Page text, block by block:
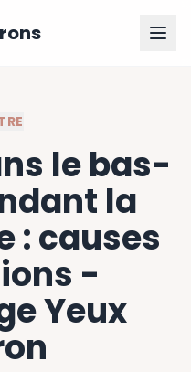
le bas-
la
: causes
-
Yeux